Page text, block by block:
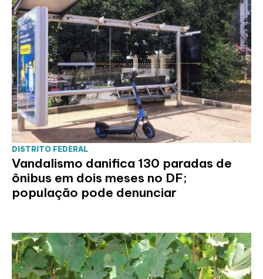
DISTRITO FEDERAL
Vandalismo danifica 130 paradas de
ônibus em dois meses no DF;
população pode denunciar